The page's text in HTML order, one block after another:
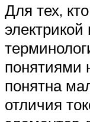
Для тех,
электрикой
понятиями
понятна
отличия